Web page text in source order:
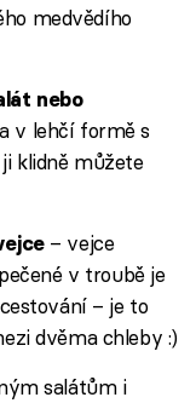
medvědího
nebo
v lehčí formě s
klidně můžete
– vejce
v troubě je
– je to
dvěma chleby :)
salátům i